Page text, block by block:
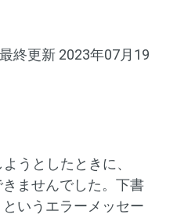
最終更新 2023年07月19
うとしたときに、
きませんでした。下書
いうエラーメッセー